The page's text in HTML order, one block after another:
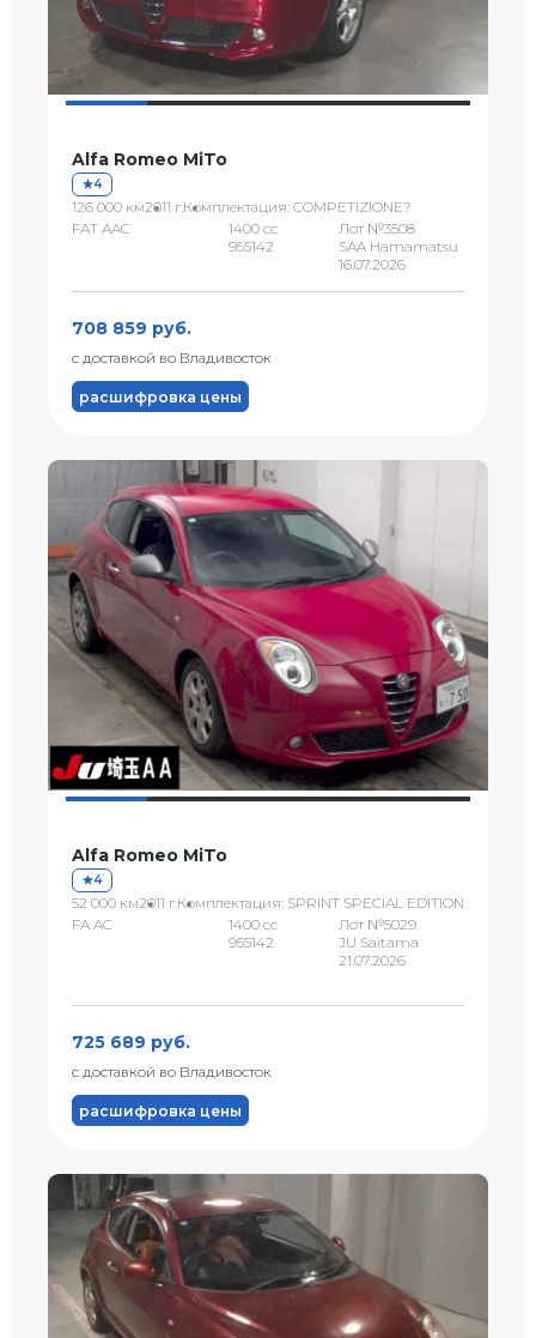
Alfa Romeo MiTo
4
126 000 км2011 г.Комплектация: COMPETIZIONE?
FAT AAC
1400 сс
955142
Лот №3508
SAA Hamamatsu
16.07.2026
708 859 руб.
с доставкой во Владивосток
расшифровка цены
Alfa Romeo MiTo
4
52 000 км2011 г.Комплектация: SPRINT SPECIAL EDITION
FA AC
1400 сс
955142
Лот №5029
JU Saitama
21.07.2026
725 689 руб.
с доставкой во Владивосток
расшифровка цены